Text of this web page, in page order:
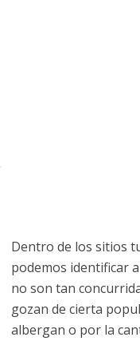
Dentro de los sitios
podemos identificar
no son tan
gozan de cierta
albergan o por la